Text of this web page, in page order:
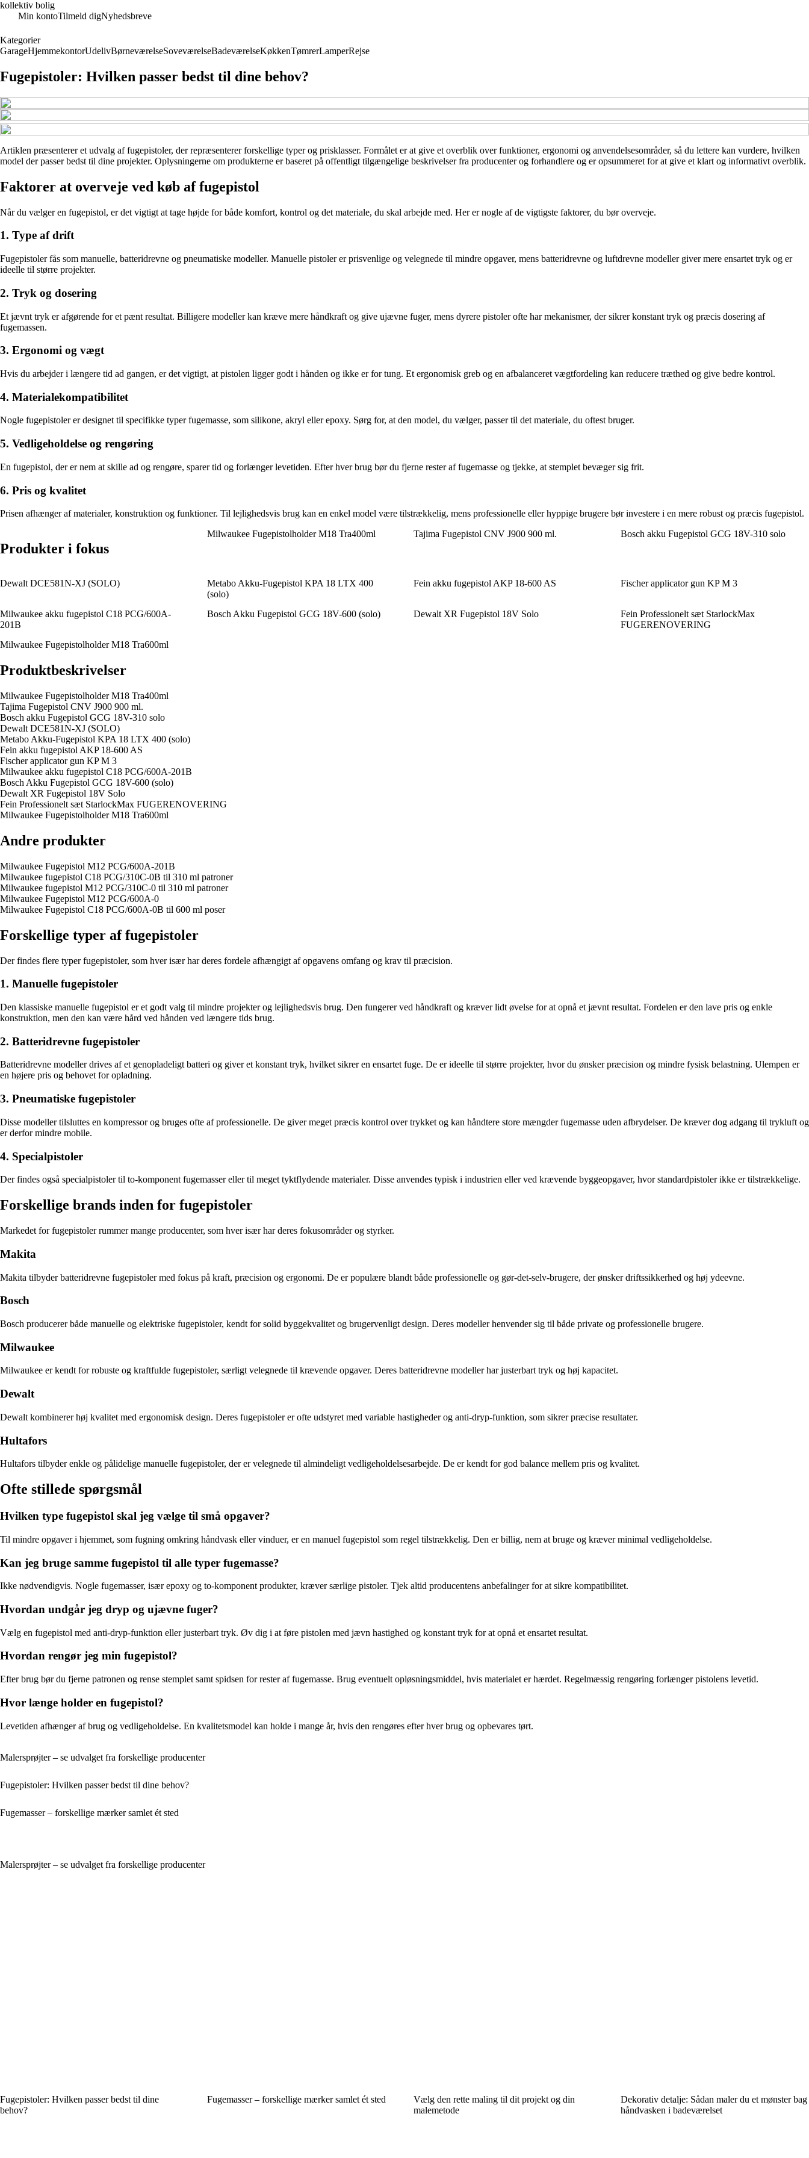
kollektiv bolig
Min kontoTilmeld digNyhedsbreve
Kategorier
GarageHjemmekontorUdelivBørneværelseSoveværelseBadeværelseKøkkenTømrerLamperRejse
Fugepistoler: Hvilken passer bedst til dine behov?
Artiklen præsenterer et udvalg af fugepistoler, der repræsenterer forskellige typer og prisklasser. Formålet er at give et overblik over funktioner, ergonomi og anvendelsesområder, så du lettere kan vurdere, hvilken
model der passer bedst til dine projekter. Oplysningerne om produkterne er baseret på offentligt tilgængelige beskrivelser fra producenter og forhandlere og er opsummeret for at give et klart og informativt overblik.
Faktorer at overveje ved køb af fugepistol
Når du vælger en fugepistol, er det vigtigt at tage højde for både komfort, kontrol og det materiale, du skal arbejde med. Her er nogle af de vigtigste faktorer, du bør overveje.
1. Type af drift
Fugepistoler fås som manuelle, batteridrevne og pneumatiske modeller. Manuelle pistoler er prisvenlige og velegnede til mindre opgaver, mens batteridrevne og luftdrevne modeller giver mere ensartet tryk og er
ideelle til større projekter.
2. Tryk og dosering
Et jævnt tryk er afgørende for et pænt resultat. Billigere modeller kan kræve mere håndkraft og give ujævne fuger, mens dyrere pistoler ofte har mekanismer, der sikrer konstant tryk og præcis dosering af
fugemassen.
3. Ergonomi og vægt
Hvis du arbejder i længere tid ad gangen, er det vigtigt, at pistolen ligger godt i hånden og ikke er for tung. Et ergonomisk greb og en afbalanceret vægtfordeling kan reducere træthed og give bedre kontrol.
4. Materialekompatibilitet
Nogle fugepistoler er designet til specifikke typer fugemasse, som silikone, akryl eller epoxy. Sørg for, at den model, du vælger, passer til det materiale, du oftest bruger.
5. Vedligeholdelse og rengøring
En fugepistol, der er nem at skille ad og rengøre, sparer tid og forlænger levetiden. Efter hver brug bør du fjerne rester af fugemasse og tjekke, at stemplet bevæger sig frit.
6. Pris og kvalitet
Prisen afhænger af materialer, konstruktion og funktioner. Til lejlighedsvis brug kan en enkel model være tilstrækkelig, mens professionelle eller hyppige brugere bør investere i en mere robust og præcis fugepistol.
Produkter i fokus
Milwaukee Fugepistolholder M18 Tra400ml Tajima Fugepistol CNV J900 900 ml. Bosch akku Fugepistol GCG 18V-310 solo
Dewalt DCE581N-XJ (SOLO)
Metabo Akku-Fugepistol KPA 18 LTX 400
(solo)
Fein akku fugepistol AKP 18-600 AS Fischer applicator gun KP M 3
Milwaukee akku fugepistol C18 PCG/600A-
201B
Bosch Akku Fugepistol GCG 18V-600 (solo) Dewalt XR Fugepistol 18V Solo
Fein Professionelt sæt StarlockMax
FUGERENOVERING
Milwaukee Fugepistolholder M18 Tra600ml
Produktbeskrivelser
Milwaukee Fugepistolholder M18 Tra400ml
Tajima Fugepistol CNV J900 900 ml.
Bosch akku Fugepistol GCG 18V-310 solo
Dewalt DCE581N-XJ (SOLO)
Metabo Akku-Fugepistol KPA 18 LTX 400 (solo)
Fein akku fugepistol AKP 18-600 AS
Fischer applicator gun KP M 3
Milwaukee akku fugepistol C18 PCG/600A-201B
Bosch Akku Fugepistol GCG 18V-600 (solo)
Dewalt XR Fugepistol 18V Solo
Fein Professionelt sæt StarlockMax FUGERENOVERING
Milwaukee Fugepistolholder M18 Tra600ml
Andre produkter
Milwaukee Fugepistol M12 PCG/600A-201B
Milwaukee fugepistol C18 PCG/310C-0B til 310 ml patroner
Milwaukee fugepistol M12 PCG/310C-0 til 310 ml patroner
Milwaukee Fugepistol M12 PCG/600A-0
Milwaukee Fugepistol C18 PCG/600A-0B til 600 ml poser
Forskellige typer af fugepistoler
Der findes flere typer fugepistoler, som hver især har deres fordele afhængigt af opgavens omfang og krav til præcision.
1. Manuelle fugepistoler
Den klassiske manuelle fugepistol er et godt valg til mindre projekter og lejlighedsvis brug. Den fungerer ved håndkraft og kræver lidt øvelse for at opnå et jævnt resultat. Fordelen er den lave pris og enkle
konstruktion, men den kan være hård ved hånden ved længere tids brug.
2. Batteridrevne fugepistoler
Batteridrevne modeller drives af et genopladeligt batteri og giver et konstant tryk, hvilket sikrer en ensartet fuge. De er ideelle til større projekter, hvor du ønsker præcision og mindre fysisk belastning. Ulempen er
en højere pris og behovet for opladning.
3. Pneumatiske fugepistoler
Disse modeller tilsluttes en kompressor og bruges ofte af professionelle. De giver meget præcis kontrol over trykket og kan håndtere store mængder fugemasse uden afbrydelser. De kræver dog adgang til trykluft og
er derfor mindre mobile.
4. Specialpistoler
Der findes også specialpistoler til to-komponent fugemasser eller til meget tyktflydende materialer. Disse anvendes typisk i industrien eller ved krævende byggeopgaver, hvor standardpistoler ikke er tilstrækkelige.
Forskellige brands inden for fugepistoler
Markedet for fugepistoler rummer mange producenter, som hver især har deres fokusområder og styrker.
Makita
Makita tilbyder batteridrevne fugepistoler med fokus på kraft, præcision og ergonomi. De er populære blandt både professionelle og gør-det-selv-brugere, der ønsker driftssikkerhed og høj ydeevne.
Bosch
Bosch producerer både manuelle og elektriske fugepistoler, kendt for solid byggekvalitet og brugervenligt design. Deres modeller henvender sig til både private og professionelle brugere.
Milwaukee
Milwaukee er kendt for robuste og kraftfulde fugepistoler, særligt velegnede til krævende opgaver. Deres batteridrevne modeller har justerbart tryk og høj kapacitet.
Dewalt
Dewalt kombinerer høj kvalitet med ergonomisk design. Deres fugepistoler er ofte udstyret med variable hastigheder og anti-dryp-funktion, som sikrer præcise resultater.
Hultafors
Hultafors tilbyder enkle og pålidelige manuelle fugepistoler, der er velegnede til almindeligt vedligeholdelsesarbejde. De er kendt for god balance mellem pris og kvalitet.
Ofte stillede spørgsmål
Hvilken type fugepistol skal jeg vælge til små opgaver?
Til mindre opgaver i hjemmet, som fugning omkring håndvask eller vinduer, er en manuel fugepistol som regel tilstrækkelig. Den er billig, nem at bruge og kræver minimal vedligeholdelse.
Kan jeg bruge samme fugepistol til alle typer fugemasse?
Ikke nødvendigvis. Nogle fugemasser, især epoxy og to-komponent produkter, kræver særlige pistoler. Tjek altid producentens anbefalinger for at sikre kompatibilitet.
Hvordan undgår jeg dryp og ujævne fuger?
Vælg en fugepistol med anti-dryp-funktion eller justerbart tryk. Øv dig i at føre pistolen med jævn hastighed og konstant tryk for at opnå et ensartet resultat.
Hvordan rengør jeg min fugepistol?
Efter brug bør du fjerne patronen og rense stemplet samt spidsen for rester af fugemasse. Brug eventuelt opløsningsmiddel, hvis materialet er hærdet. Regelmæssig rengøring forlænger pistolens levetid.
Hvor længe holder en fugepistol?
Levetiden afhænger af brug og vedligeholdelse. En kvalitetsmodel kan holde i mange år, hvis den rengøres efter hver brug og opbevares tørt.
Malersprøjter – se udvalget fra forskellige producenter
Fugepistoler: Hvilken passer bedst til dine behov?
Fugemasser – forskellige mærker samlet ét sted
Malersprøjter – se udvalget fra forskellige producenter
Fugepistoler: Hvilken passer bedst til dine
behov?
Fugemasser – forskellige mærker samlet ét sted
Vælg den rette maling til dit projekt og din
malemetode
Dekorativ detalje: Sådan maler du et mønster bag
håndvasken i badeværelset